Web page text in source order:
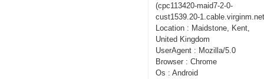
(cpc113420-maid7-2-0-
cust1539.20-
Location : Maidstone, Kent,
United Kingdom
UserAgent : Mozilla/5.0
Browser : Chrome
Os : Android